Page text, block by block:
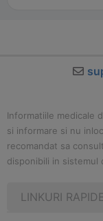
Informatiile medicale
si informare si nu
recomandat sa
disponibili in sistemul
LINKURI RAPIDE